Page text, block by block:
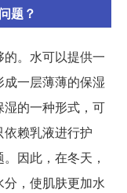
题？
。水可以提供一
一层薄薄的保湿
的一种形式，可
赖乳液进行护
因此，在冬天，
，使肌肤更加水